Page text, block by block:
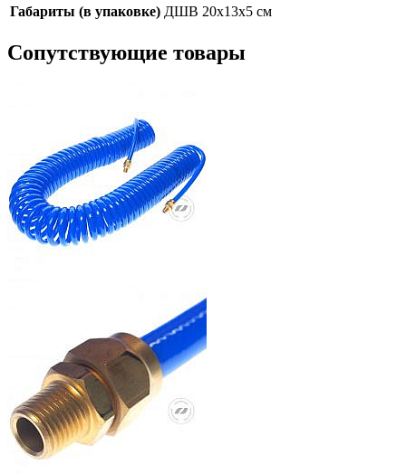
Габариты (в упаковке) ДШВ 20х13х5 см
Сопутствующие товары